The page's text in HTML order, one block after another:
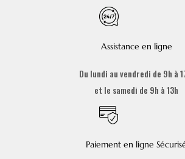
Assistance en ligne
Du lundi au vendredi de 9h à
et le samedi de 9h à 13h
Paiement en ligne